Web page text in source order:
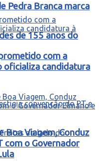
Pedra Branca marca
de 155 anos do
com a
oficializa candidatura
Boa Viagem, Conduz
com o Governador